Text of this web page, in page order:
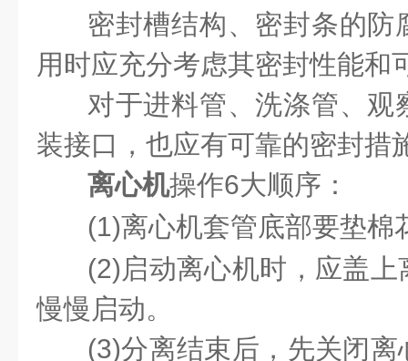
密封槽结构、密封条的防
用时应充分考虑其密封性能和
对于进料管、洗涤管、观
装接口，也应有可靠的密封措
离心机操作6大顺序：
(1)离心机套管底部要垫棉
(2)启动离心机时，应盖
慢慢启动。
(3)分离结束后，先关闭